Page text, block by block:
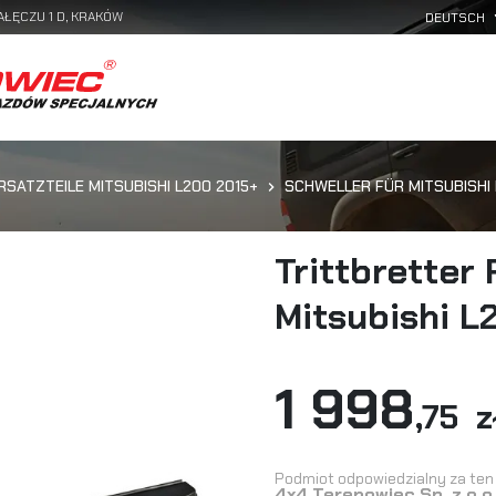
1 D, KRAKÓW
MITSUBISHI L200 2015+ SCHWELLER FÜR
Trittbretter
Mitsubishi
1 998,75
Podmiot odpowiedzialny za